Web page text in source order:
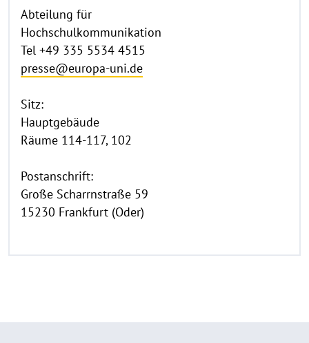
Abteilung für
Hochschulkommunikation
Tel +49 335 5534 4515
presse@europa-uni.de
Sitz:
Hauptgebäude
Räume 114-117, 102
Postanschrift:
Große Scharrnstraße 59
15230 Frankfurt (Oder)